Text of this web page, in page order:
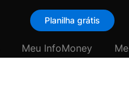
Planilha grátis
Meu InfoMoney